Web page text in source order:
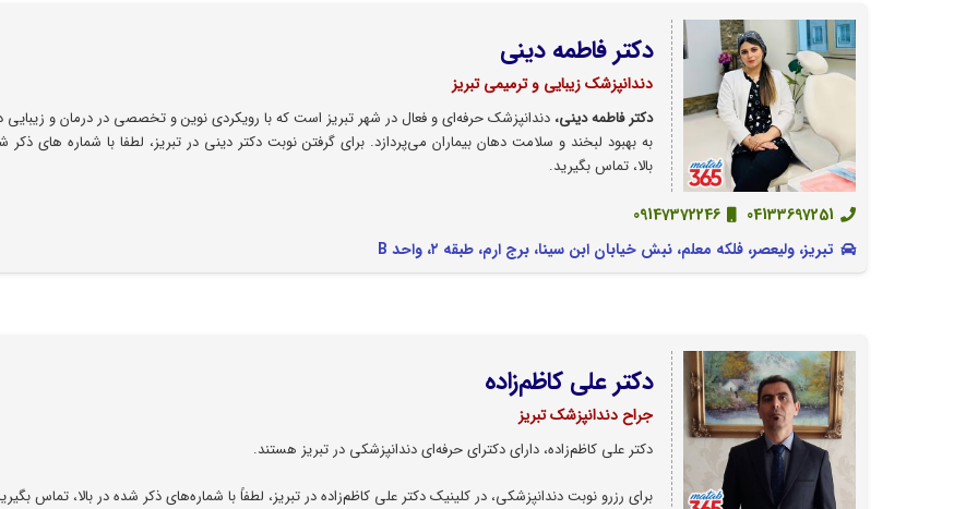
دکتر فاطمه دینی
دندانپزشک زیبایی و ترمیمی تبریز
دکتر فاطمه دینی، دندانپزشک حرفه‌ای و فعال در شهر تبریز است که با رویکردی نوین و تخصصی در درمان و زیبایی
به بهبود لبخند و سلامت دهان بیماران می‌پردازد. برای گرفتن نوبت دکتر دینی در تبریز، لطفا با شماره های ذکر
بالا، تماس بگیرید.
04133697251
09147372246
تبریز، ولیعصر، فلکه معلم، نبش خیابان ابن سینا، برج ارم، طبقه ۲، واحد B
دکتر علی کاظم‌زاده
جراح دندانپزشک تبریز
دکتر علی کاظم‌زاده، دارای دکترای حرفه‌ای دندانپزشکی در تبریز هستند.
برای رزرو نوبت دندانپزشکی، در کلینیک دکتر علی کاظم‌زاده در تبریز، لطفاً با شماره‌های ذکر شده در بالا، تماس